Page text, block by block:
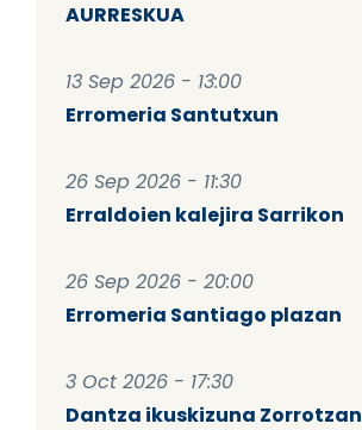
AURRESKUA
13 Sep 2026 - 13:00
Erromeria Santutxun
26 Sep 2026 - 11:30
Erraldoien kalejira Sarrikon
26 Sep 2026 - 20:00
Erromeria Santiago plazan
3 Oct 2026 - 17:30
Dantza ikuskizuna Zorrotzan